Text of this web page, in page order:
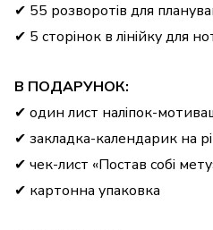
✔ 55 розворотів для
✔ 5 сторінок в лінійку для
В ПОДАРУНОК:
✔ один лист наліпок-
✔ закладка-календарик на
✔ чек-лист «Постав собі
✔ картонна упаковка